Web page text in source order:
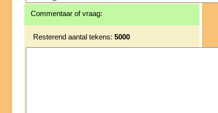
Commentaar of vraag:
Resterend aantal tekens: 5000